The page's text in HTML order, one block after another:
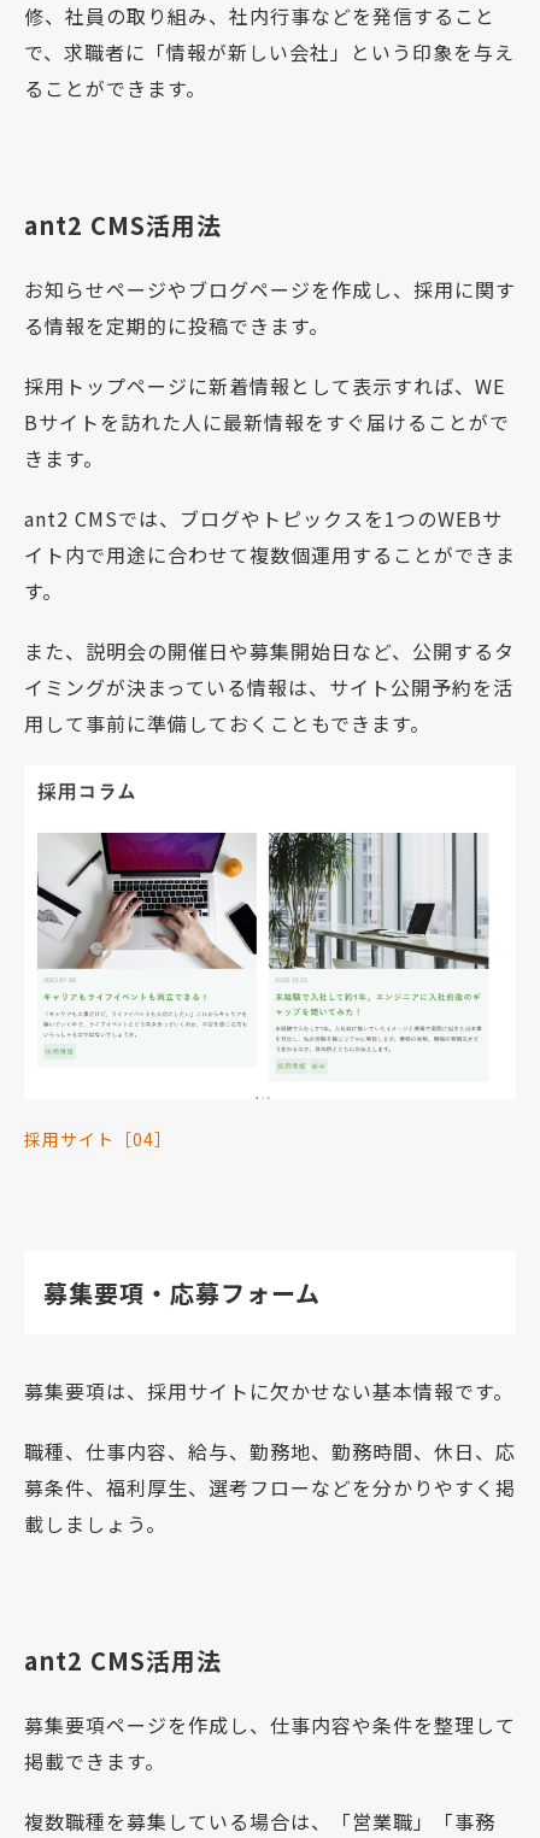
修、社員の取り組み、社内行事などを発信すること
で、求職者に「情報が新しい会社」という印象を与え
ることができます。
ant2 CMS活用法
お知らせページやブログページを作成し、採用に関す
る情報を定期的に投稿できます。
採用トップページに新着情報として表示すれば、WE
Bサイトを訪れた人に最新情報をすぐ届けることがで
きます。
ant2 CMSでは、ブログやトピックスを1つのWEBサ
イト内で用途に合わせて複数個運用することができま
す。
また、説明会の開催日や募集開始日など、公開するタ
イミングが決まっている情報は、サイト公開予約を活
用して事前に準備しておくこともできます。
採用サイト［04］
募集要項・応募フォーム
募集要項は、採用サイトに欠かせない基本情報です。
職種、仕事内容、給与、勤務地、勤務時間、休日、応
募条件、福利厚生、選考フローなどを分かりやすく掲
載しましょう。
ant2 CMS活用法
募集要項ページを作成し、仕事内容や条件を整理して
掲載できます。
複数職種を募集している場合は、「営業職」「事務